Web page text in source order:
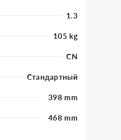
1.3
105 kg
CN
Стандартный
398 mm
468 mm